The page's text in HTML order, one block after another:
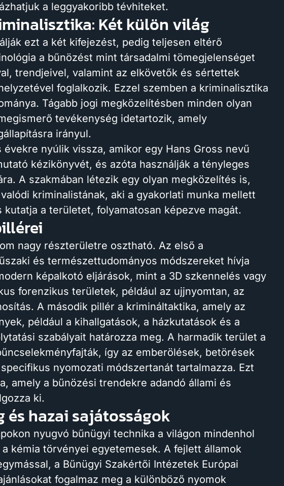
a leggyakoribb tévhiteket.
Két külön világ
ezt a két kifejezést, pedig teljesen eltérő
a bűnözést mint társadalmi tömegjelenséget
trendjeivel, valamint az elkövetők és sértettek
foglalkozik. Ezzel szemben a kriminalisztika
Tágabb jogi megközelítésben minden olyan
tevékenység idetartozik, amely
irányul.
évekre nyúlik vissza, amikor egy Hans Gross nevű
kézikönyvét, és azóta használják a tényleges
A szakmában létezik egy olyan megközelítés is,
kriminalistának, aki a gyakorlati munka mellett
a területet, folyamatosan képezve magát.
nagy részterületre osztható. Az első a
és természettudományos módszereket hívja
képalkotó eljárások, mint a 3D szkennelés vagy
forenzikus területek, például az ujjnyomtan, az
A második pillér a krimináltaktika, amely az
például a kihallgatások, a házkutatások és a
szabályait határozza meg. A harmadik terület a
így az emberölések, betörések
nyomozati módszertanát tartalmazza. Ezt
amely a bűnözési trendekre adandó állami és
ki.
és hazai sajátosságok
nyugvó bűnügyi technika a világon mindenhol
kémia törvényei egyetemesek. A fejlett államok
a Bűnügyi Szakértői Intézetek Európai
fogalmaz meg a különböző nyomok